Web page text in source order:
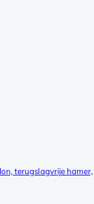
terugslagvrije hamer,